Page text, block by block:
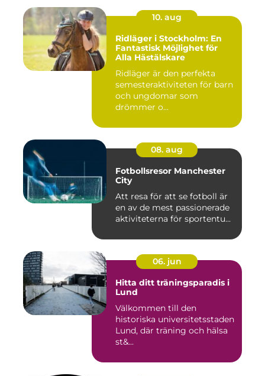
10. aug
Ridläger i Stockholm: En
Fantastisk Möjlighet för
Alla Hästälskare
Ridläger är den perfekta
semesteraktiviteten för barn
och ungdomar som
drömmer o...
08. aug
Fotbollsresor Manchester
City
Att resa för att se fotboll är
en av de mest passionerade
aktiviteterna för sportentu...
06. jun
Hitta ditt träningsparadis i
Lund
Välkommen till den
historiska universitetsstaden
Lund, där träning och hälsa
st&...